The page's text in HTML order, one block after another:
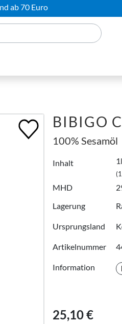
ab 70 Euro
BIBIGO
100% Sesamöl
Inhalt 1l
MHD
Lagerung
Ursprungsland
Artikelnummer
Information
25,10 €